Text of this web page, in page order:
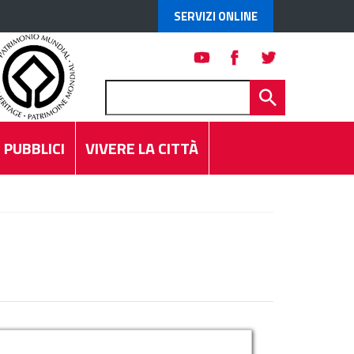
SERVIZI ONLINE
VIVERE LA CITTÀ